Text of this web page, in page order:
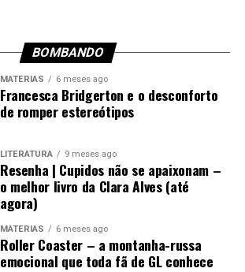
BOMBANDO
MATÉRIAS 6 meses ago
Francesca Bridgerton e o desconforto
de romper estereótipos
LITERATURA 9 meses ago
Resenha | Cupidos não se apaixonam –
o melhor livro da Clara Alves (até
agora)
MATÉRIAS 6 meses ago
Roller Coaster – a montanha-russa
emocional que toda fã de GL conhece